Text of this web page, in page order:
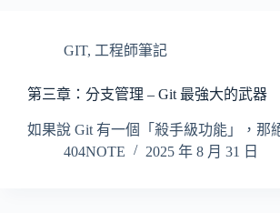
GIT, 工程師筆記
第三章：分支管理 – Git 最強大的武器
如果說 Git 有一個「殺手級功能」，那
404NOTE
2025 年 8 月 31 日